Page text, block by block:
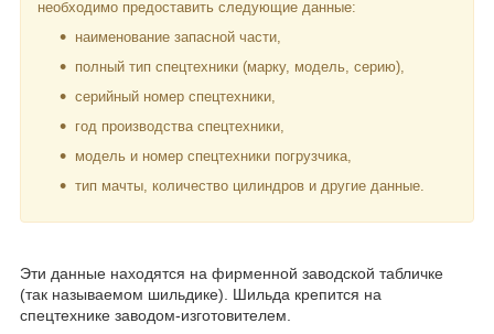
необходимо предоставить следующие данные:
наименование запасной части,
полный тип спецтехники (марку, модель, серию),
серийный номер спецтехники,
год производства спецтехники,
модель и номер спецтехники погрузчика,
тип мачты, количество цилиндров и другие данные.
Эти данные находятся на фирменной заводской табличке
(так называемом шильдике). Шильда крепится на
спецтехнике заводом-изготовителем.